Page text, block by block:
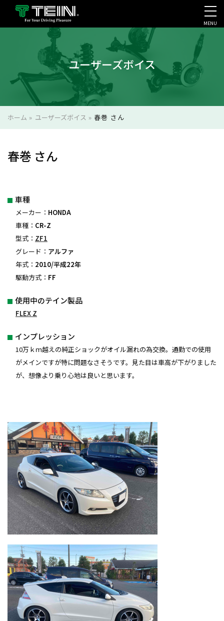
会社案内・採用・IR
MENU
ユーザーズボイス
ホーム » ユーザーズボイス » 春巻 さん
春巻 さん
車種
メーカー： HONDA
車種： CR-Z
型式： ZF1
グレード： アルファ
年式： 2010/平成22年
駆動方式： FF
使用中のテイン製品
FLEX Z
インプレッション
10万ｋｍ越えの純正ショックがオイル漏れの為交換。通勤での使用
がメインですが特に問題なさそうです。見た目は車高が下がりました
が、想像より乗り心地は良いと思います。